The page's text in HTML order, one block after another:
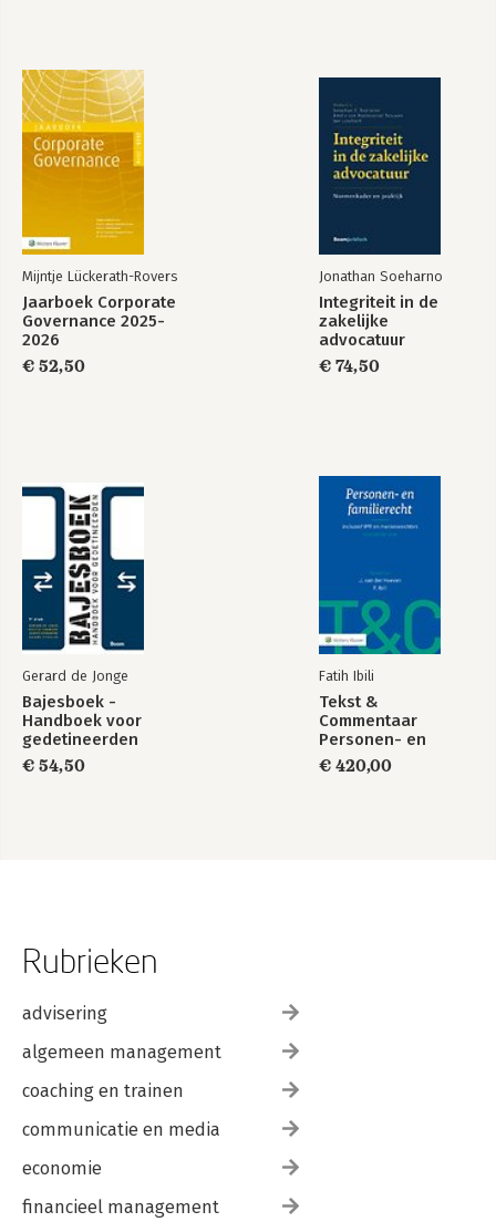
Mijntje Lückerath-Rovers
Jaarboek Corporate
Governance 2025-
2026
€ 52,50
Jonathan Soeharno
Integriteit in de
zakelijke
advocatuur
€ 74,50
Gerard de Jonge
Bajesboek -
Handboek voor
gedetineerden
€ 54,50
Fatih Ibili
Tekst &
Commentaar
Personen- en
Familierecht
€ 420,00
Rubrieken
advisering
algemeen management
coaching en trainen
communicatie en media
economie
financieel management